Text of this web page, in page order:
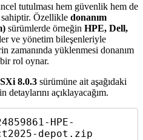
tutulması hem güvenlik hem de
sahiptir. Özellikle donanım
sürümlerde örneğin HPE, Dell,
ve yönetim bileşenleriyle
zamanında yüklenmesi donanım
rol oynar.
8.0.3 sürümüne ait aşağıdaki
açıklayacağım.
HPE-
depot.zip